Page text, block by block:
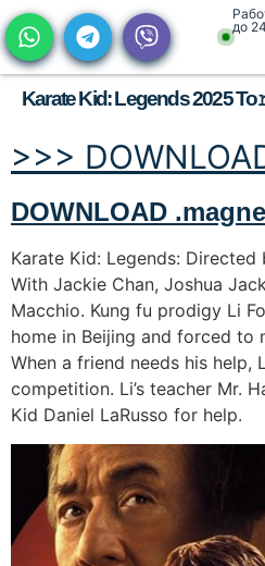
до
Karate Kid: Legends 2025
>>>
DOWNLOAD
Karate Kid: Legends:
With Jackie Chan, Joshua
Macchio. Kung fu prodigy Li
home in Beijing and forced to
When a friend needs his help,
competition. Li’s teacher Mr.
Kid Daniel LaRusso for help.